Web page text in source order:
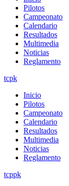
Pilotos
Campeonato
Calendario
Resultados
Multimedia
Noticias
Reglamento
tcpk
Inicio
Pilotos
Campeonato
Calendario
Resultados
Multimedia
Noticias
Reglamento
tcppk